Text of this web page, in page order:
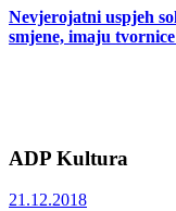
Nevjerojatni uspjeh
smjene, imaju
ADP Kultura
21.12.2018